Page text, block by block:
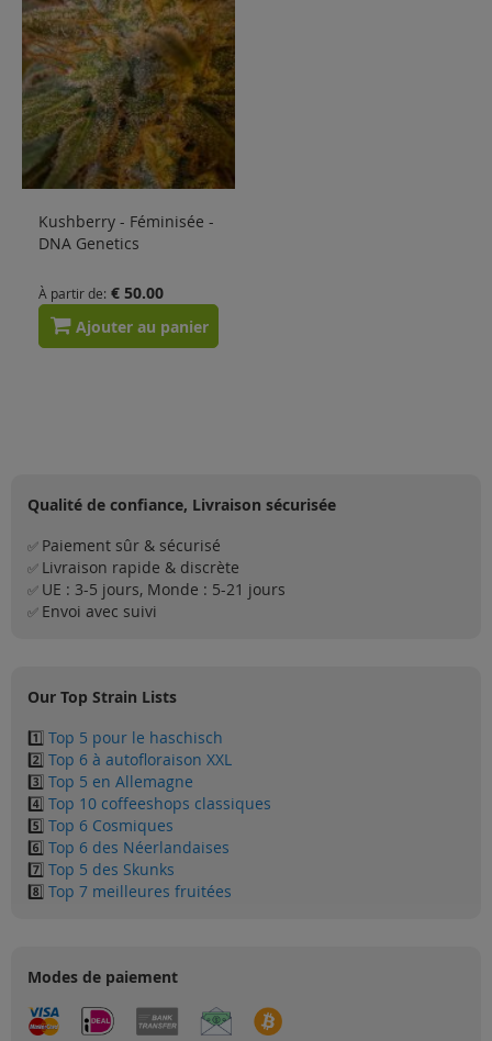
Solden
Blog
Kushberry - Féminisée -
DNA Genetics
À partir de € 50.00
Ajouter au panier
Qualité de confiance, Livraison sécurisée
✅ Paiement sûr & sécurisé
✅ Livraison rapide & discrète
✅ UE : 3-5 jours, Monde : 5-21 jours
✅ Envoi avec suivi
Our Top Strain Lists
1️⃣ Top 5 pour le haschisch
2️⃣ Top 6 à autofloraison XXL
3️⃣ Top 5 en Allemagne
4️⃣ Top 10 coffeeshops classiques
5️⃣ Top 6 Cosmiques
6️⃣ Top 6 des Néerlandaises
7️⃣ Top 5 des Skunks
8️⃣ Top 7 meilleures fruitées
Modes de paiement